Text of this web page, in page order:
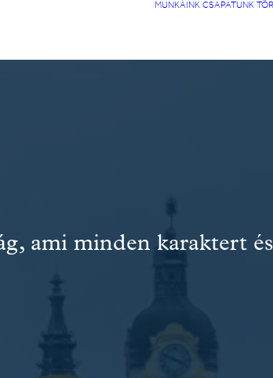
MUNKÁINK CSAPATUNK
ami minden karaktert